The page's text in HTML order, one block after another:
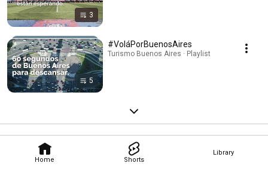
Home Shorts
Library
3
5
#VoláPorBuenosAires
Turismo Buenos Aires · Playlist